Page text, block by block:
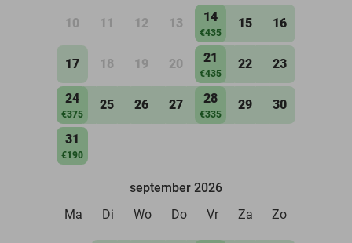
10 11 12 13 14
€435
15 16
17 18 19 20 21
€435
22 23
24
€375
25 26 27 28
€335
29 30
31
€190
september 2026
Ma
Di Wo Do Vr Za Zo